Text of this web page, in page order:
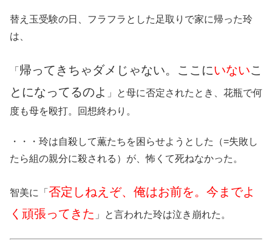
替え玉受験の日、フラフラとした足取りで家に帰った玲
は、
「 帰ってきちゃダメじゃない。ここにいないこ
とになってるのよ 」と母に否定されたとき、花瓶で何
度も母を殴打。回想終わり。
・・・玲は自殺して薫たちを困らせようとした（=失敗し
たら組の親分に殺される）が、怖くて死ねなかった。
智美に「 否定しねえぞ、俺はお前を。今までよ
く頑張ってきた 」と言われた玲は泣き崩れた。